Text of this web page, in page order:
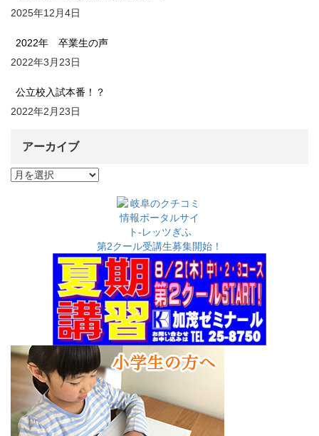
2025年12月4日
2022年 卒業生の声
2022年3月23日
公立校入試本番！？
2022年2月23日
アーカイブ
ア
第2クール受講生募集開始！